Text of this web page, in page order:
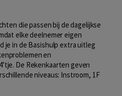
die passen bij de dagelijkse
elke deelnemer eigen
je in de Basishulp extra uitleg
en
De Rekenkaarten geven
niveaus: Instroom, 1F